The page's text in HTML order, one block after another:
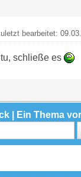
bearbeitet:
tu, schließe es
Ein Thema vor